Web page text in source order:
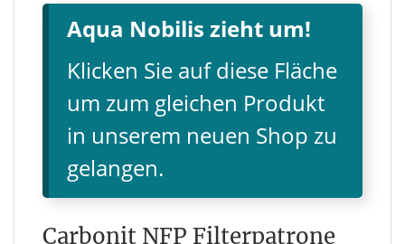
Aqua Nobilis zieht um!
Klicken Sie auf diese Fläche
um zum gleichen Produkt
in unserem neuen Shop zu
gelangen.
Carbonit NFP Filterpatrone